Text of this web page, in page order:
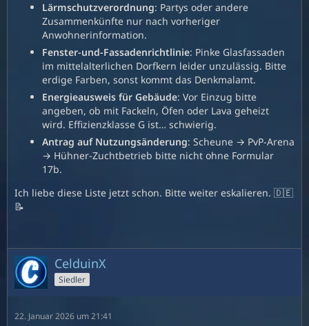
Lärmschutzverordnung: Partys oder andere
Zusammenkünfte nur nach vorheriger
Anwohnerinformation.
Fenster-und-Fassadenrichtlinie: Pinke Glasfassaden
im mittelalterlichen Dorfkern leider unzulässig. Bitte
erdige Farben, sonst kommt das Denkmalamt.
Energieausweis für Gebäude: Vor Einzug bitte
angeben, ob mit Fackeln, Öfen oder Lava geheizt
wird. Effizienzklasse G ist… schwierig.
Antrag auf Nutzungsänderung: Scheune → PvP-Arena
→ Hühner-Zuchtbetrieb bitte nicht ohne Formular
17b.
Ich liebe diese Liste jetzt schon. Bitte weiter eskalieren. 🇩🇪
📝
CelduinX
Siedler
22. Januar 2026 um 21:41